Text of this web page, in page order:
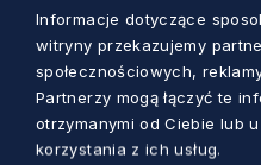
środy w godz.15.30-
w pierwszą sobotę
15.00
Uwaga! Dodatkowy
Informacje dotyczące
witryny przekazujemy
społecznościowych,
Partnerzy mogą łączyć te
otrzymanymi od Ciebie lub
korzystania z ich usług.